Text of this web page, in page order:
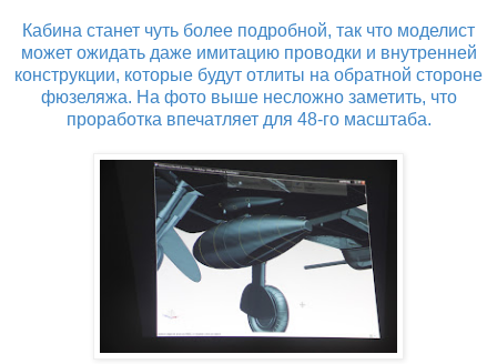
Кабина станет чуть более подробной, так что моделист
может ожидать даже имитацию проводки и внутренней
конструкции, которые будут отлиты на обратной стороне
фюзеляжа. На фото выше несложно заметить, что
проработка впечатляет для 48-го масштаба.